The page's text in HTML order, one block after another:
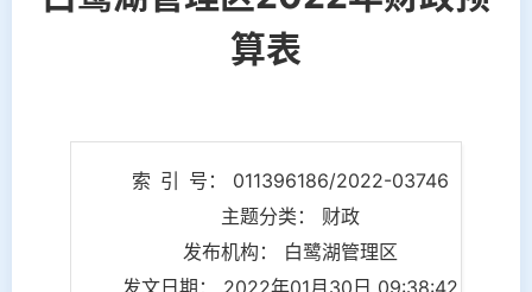
算表
索 引 号： 011396186/2022-03746
主题分类： 财政
发布机构： 白鹭湖管理区
发文日期： 2022年01月30日 09:38:42